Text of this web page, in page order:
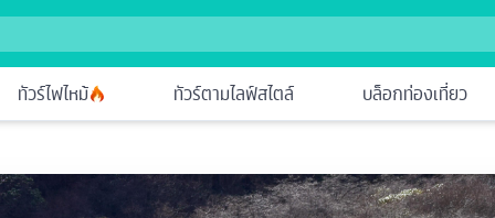
ทัวร์ไฟไหม้ ทัวร์ตามไลฟ์สไตล์ บล็อกท่องเที่ยว